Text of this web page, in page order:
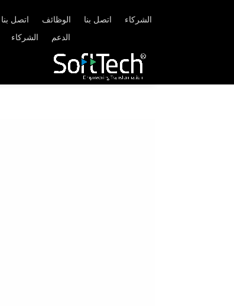
الشركاء اتصل بنا الوظائف اتصل بنا
الدعم
الشركاء